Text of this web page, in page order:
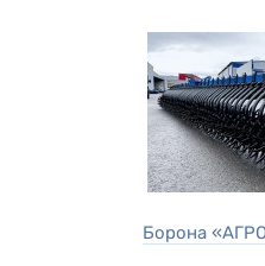
Борона